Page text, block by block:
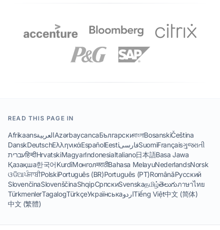
READ THIS PAGE IN
AfrikaansالعربيةAzərbaycancaБългарскиবাংলাBosanskiČeština
DanskDeutschΕλληνικάEspañolEestiفارسیSuomiFrançaisગુજરાતી
עבריתहिन्दीHrvatskiMagyarIndonesiaItaliano日本語Basa Jawa
Қазақша한국어KurdîМонголमराठीBahasa MelayuNederlandsNorsk
ଓଡିଆਪੰਜਾਬੀPolskiPortuguês (BR)Português (PT)RomânăРусский
SlovenčinaSlovenščinaShqipСрпскиSvenskaதமிழ்తెలుగుภาษาไทย
TürkmenlerTagalogTürkçeУкраїнськаاردوTiếng Việt中文 (简体)
中文 (繁體)